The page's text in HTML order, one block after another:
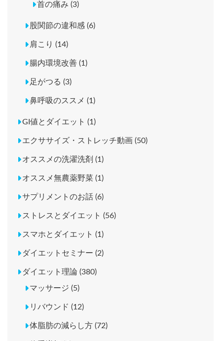
首の痛み (3)
股関節の違和感 (6)
肩こり (14)
腸内環境改善 (1)
足がつる (3)
鼻呼吸のススメ (1)
GI値とダイエット (1)
エクササイズ・ストレッチ動画 (50)
オススメの洗濯洗剤 (1)
オススメ無農薬野菜 (1)
サプリメントのお話 (6)
ストレスとダイエット (56)
スマホとダイエット (1)
ダイエットセミナー (2)
ダイエット理論 (380)
マッサージ (5)
リバウンド (12)
体脂肪の減らし方 (72)